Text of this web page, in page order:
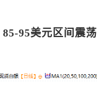
85-95美元区间震荡